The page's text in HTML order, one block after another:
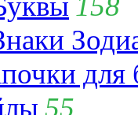
для
55